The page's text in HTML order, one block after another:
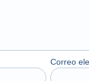
Correo